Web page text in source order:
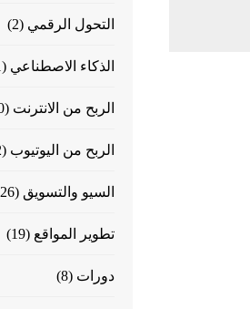
التحول الرقمي (2)
الذكاء الاصطناعي (1)
الربح من الانترنت (50)
الربح من اليوتيوب (12)
السيو والتسويق (26)
تطوير المواقع (19)
دورات (8)